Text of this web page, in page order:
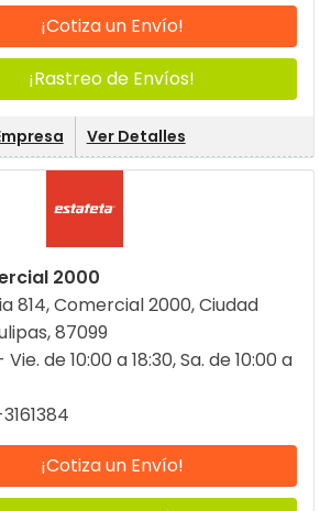
¡Cotiza un Envío!
¡Rastreo de Envíos!
Ver Detalles
2000
814, Comercial 2000, Ciudad
87099
Vie. de 10:00 a 18:30, Sa. de 10:00 a
¡Cotiza un Envío!